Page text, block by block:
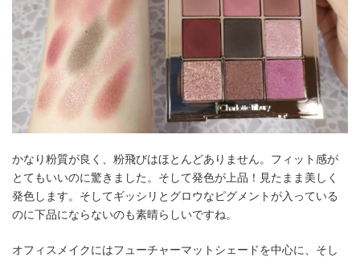
かなり粉質が良く、粉飛びはほとんどありません。フィット感が
とてもいいのに驚きました。そして発色が上品！見たまま美しく
発色します。そしてギッシリとグロウなピグメントが入っている
のに下品にならないのも素晴らしいですね。
オフィスメイクにはフューチャーマットシェードを中心に、そし